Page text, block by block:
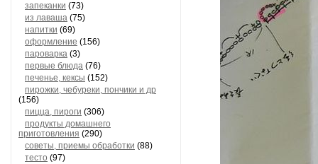
запеканки (73)
из лаваша (75)
напитки (69)
оформление (156)
пароварка (3)
первые блюда (76)
печенье, кексы (152)
пирожки, чебуреки, пончики и др
(156)
пицца, пироги (306)
продукты домашнего
приготовления (290)
советы, приемы обработки (88)
тесто (97)